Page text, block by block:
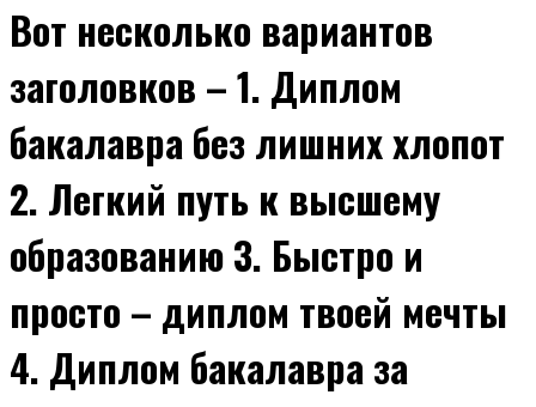
Вот несколько вариантов
заголовков – 1. Диплом
бакалавра без лишних хлопот
2. Легкий путь к высшему
образованию 3. Быстро и
просто – диплом твоей мечты
4. Диплом бакалавра за